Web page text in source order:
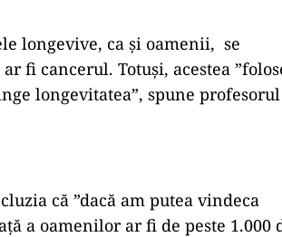
longevive, ca și oamenii, se
fi cancerul. Totuși, acestea
longevitatea”, spune profesorul
că ”dacă am putea vindeca
a oamenilor ar fi de peste 1.000